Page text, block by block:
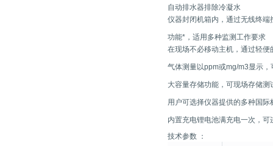
自动排水器排除冷凝水
仪器封闭机箱内，通过无线终
功能*，适用多种监测工作要求
在现场不必移动主机，通过轻
气体测量以ppm或mg/m3显示
大容量存储功能，可现场存储
用户可选择仪器提供的多种国
内置充电锂电池满充电一次，可
技术参数 ：